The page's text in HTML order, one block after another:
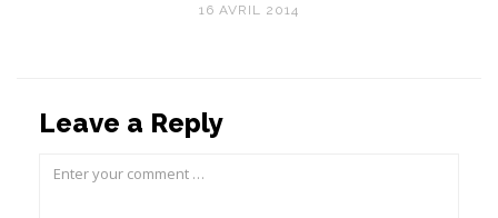
16 AVRIL 2014
Leave a Reply